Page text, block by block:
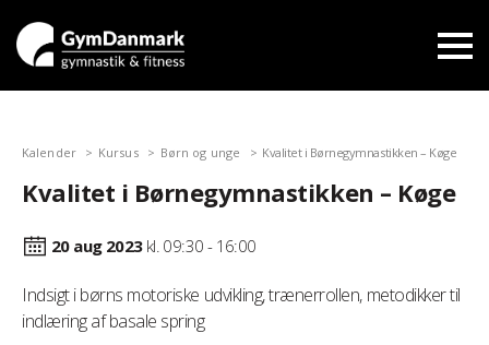
Kalender Kursus Børn og unge Kvalitet i Børnegymnastikken – Køge
Kvalitet i Børnegymnastikken – Køge
20 aug 2023kl. 09:30 - 16:00
Indsigt i børns motoriske udvikling, trænerrollen, metodikker til
indlæring af basale spring